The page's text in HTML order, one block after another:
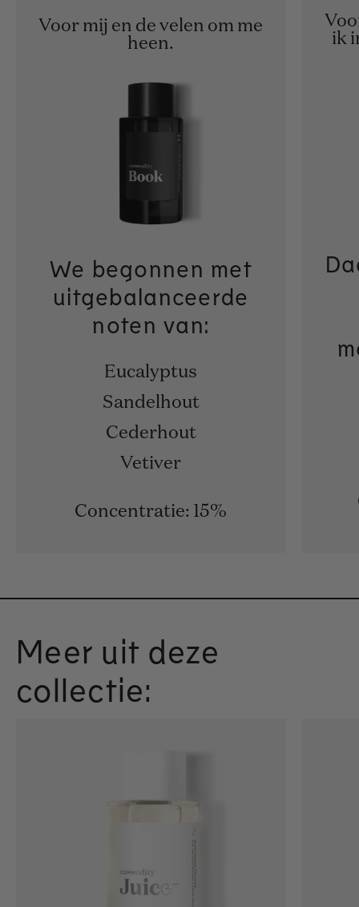
Voor mij en de velen om me
heen.
We begonnen met
uitgebalanceerde
noten van:
Eucalyptus
Sandelhout
Cederhout
Vetiver
Concentratie: 15%
ik
Meer uit deze
collectie: